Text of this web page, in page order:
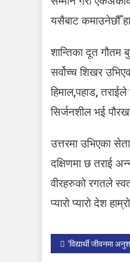
यसैबाट कमाउनेछौँ
शान्तिका दूत गौतम
सर्वोच्च शिखर
हिमाल,पहाड,
सिर्जनशील भई
उत्तरमा उभिएका
दक्षिणमा छ तराई
वीरहरुको रगतले
प्यारो प्यारो देश
P
‘विद्यार्थी जीवनमा अनुशासन सबैभन्दा महत्वपूर्ण कुरा हाे’: